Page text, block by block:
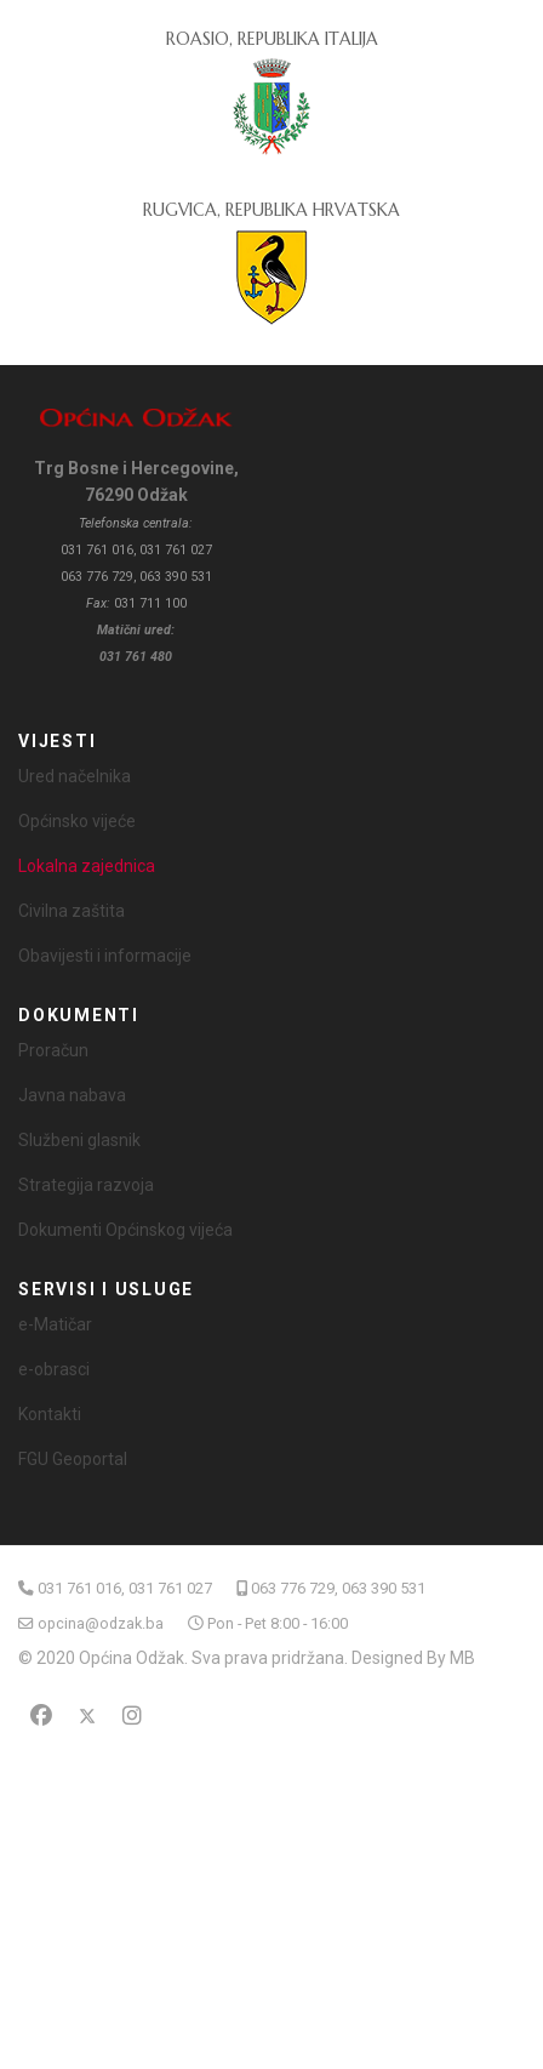
ROASIO, REPUBLIKA ITALIJA
RUGVICA, REPUBLIKA HRVATSKA
Trg Bosne i Hercegovine,
76290 Odžak
Telefonska centrala:
031 761 016, 031 761 027
063 776 729, 063 390 531
Fax: 031 711 100
Matični ured:
031 761 480
VIJESTI
Ured načelnika
Općinsko vijeće
Lokalna zajednica
Civilna zaštita
Obavijesti i informacije
DOKUMENTI
Proračun
Javna nabava
Službeni glasnik
Strategija razvoja
Dokumenti Općinskog vijeća
SERVISI I USLUGE
e-Matičar
e-obrasci
Kontakti
FGU Geoportal
031 761 016, 031 761 027
063 776 729, 063 390 531
opcina@odzak.ba
Pon - Pet 8:00 - 16:00
© 2020 Općina Odžak. Sva prava pridržana. Designed By MB